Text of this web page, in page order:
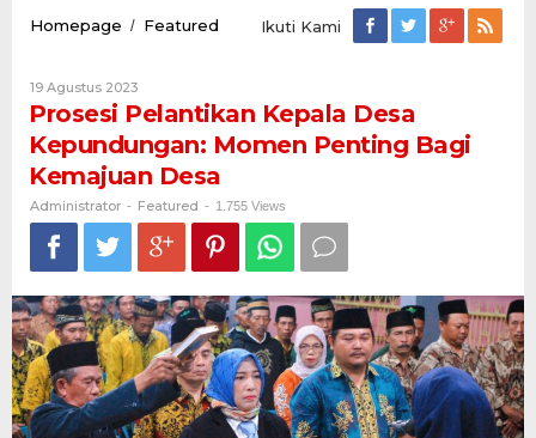
Homepage / Featured Prosesi
Kepundungan:
Penting
Bagi
Ikuti Kami
19 Agustus 2023Oleh
Administrator
Prosesi Pelantikan Kepala Desa
Kepundungan: Momen Penting Bagi
Kemajuan Desa
Administrator - Featured - 1.755 Views